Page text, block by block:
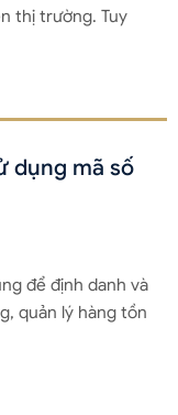
thị trường. Tuy
dụng mã số
để định danh và
quản lý hàng tồn